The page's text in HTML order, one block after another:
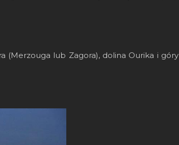
(Merzouga lub Zagora), dolina Ourika i góry